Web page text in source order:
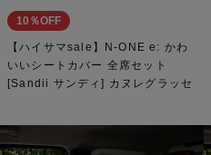
10％OFF
【ハイサマsale】N-ONE e: かわ
いいシートカバー 全席セット
[Sandii サンディ] カヌレグラッセ